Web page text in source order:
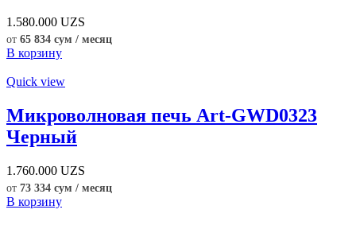
1.580.000 UZS
от 65 834 сум / месяц
В корзину
Quick view
Микроволновая печь Art-GWD0323
Черный
1.760.000 UZS
от 73 334 сум / месяц
В корзину